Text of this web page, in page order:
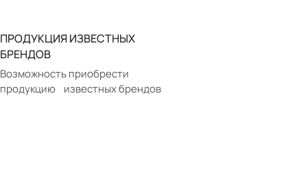
ПРОДУКЦИЯ ИЗВЕСТНЫХ
БРЕНДОВ
Возможность приобрести
продукцию известных брендов